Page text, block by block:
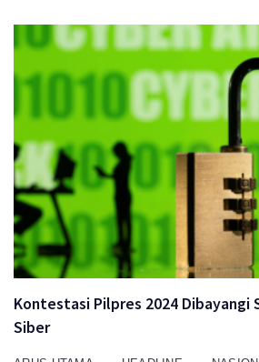
Kontestasi Pilpres 2024 Dibayangi
Siber